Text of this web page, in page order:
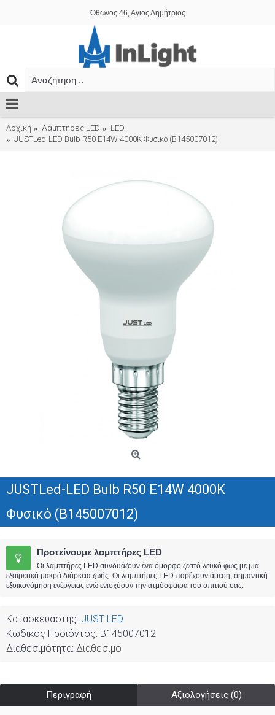
Όθωνος 46, Άγιος Δημήτριος
Αρχική Λαμπτήρες LED
LED
JUSTLed-LED Bulb R50 E14W 4000K Φυσικό (B145007012)
JUSTLed-LED Bulb R50 E14W 4000K
Φυσικό (B145007012)
Προτείνουμε λαμπτήρες LED
Οι λαμπτήρες LED συνδυάζουν ένα όμορφο ζεστό λευκό φως με μια
εξαιρετικά μακρά διάρκεια ζωής. Οι λαμπτήρες LED παρέχουν άμεση, σημαντική
εξοικονόμηση ενέργειας ενώ ενισχύουν την ατμόσφαιρα του σπιτιού σας.
Κατασκευαστής: JUST LED
Κωδικός Προϊόντος: B145007012
Διαθεσιμότητα: Διαθέσιμο
Περιγραφή Αξιολογήσεις (0)